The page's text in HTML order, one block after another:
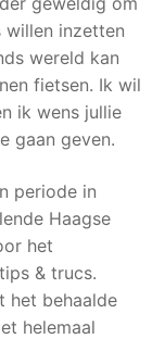
inzetten
wereld kan
fietsen. Ik wil
ik wens jullie
gaan geven.
periode in
Haagse
het
& trucs.
het behaalde
helemaal